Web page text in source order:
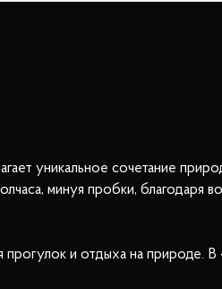
уникальное сочетание
минуя пробки, благодаря
и отдыха на природе.
снабжает очищенной